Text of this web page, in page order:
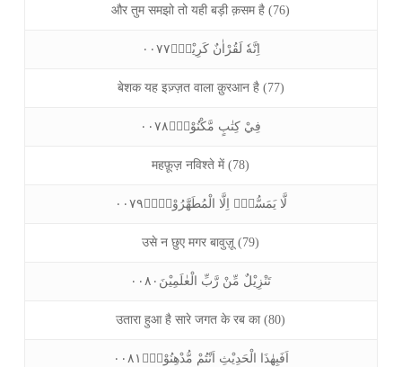
और तुम समझो तो यही बड़ी क़सम है (76)
اِنَّهٗ لَقُرْاٰنٌ كَرِيْمٌۙ۰۰۷۷
बेशक यह इज़्ज़त वाला क़ुरआन है (77)
فِيْ كِتٰبٍ مَّكْنُوْنٍۙ۰۰۷۸
महफ़ूज़ नविश्ते में (78)
لَّا يَمَسُّهٗۤ اِلَّا الْمُطَهَّرُوْنَ۠ؕ۰۰۷۹
उसे न छुए मगर बावुज़ू (79)
تَنْزِيْلٌ مِّنْ رَّبِّ الْعٰلَمِيْنَ۰۰۸۰
उतारा हुआ है सारे जगत के रब का (80)
اَفَبِهٰذَا الْحَدِيْثِ اَنْتُمْ مُّدْهِنُوْنَۙ۰۰۸۱